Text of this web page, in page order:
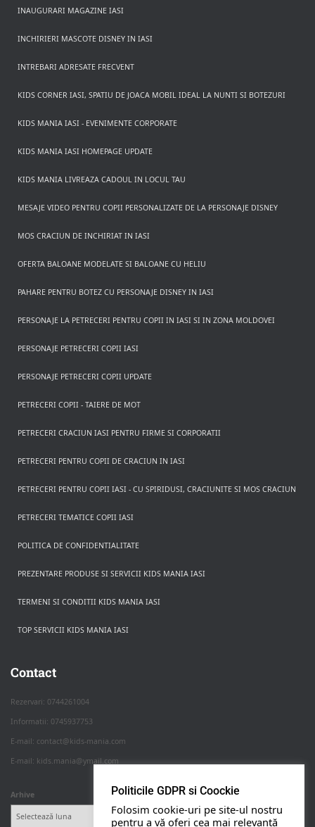
INAUGURARI MAGAZINE IASI
INCHIRIERI MASCOTE DISNEY IN IASI
INTREBARI ADRESATE FRECVENT
KIDS CORNER IASI, SPATIU DE JOACA MOBIL IDEAL LA NUNTI SI BOTEZURI
KIDS MANIA IASI - EVENIMENTE CORPORATE
KIDS MANIA IASI HOMEPAGE UPDATE
KIDS MANIA LIVREAZA CADOUL IN LOCUL TAU
MESAJE VIDEO PENTRU COPII PERSONALIZATE DE LA PERSONAJE DISNEY
MOS CRACIUN DE INCHIRIAT IN IASI
OFERTA BALOANE MODELATE SI BALOANE CU HELIU
PAHARE PENTRU BOTEZ CU PERSONAJE DISNEY IN IASI
PERSONAJE LA PETRECERI PENTRU COPII IN IASI SI IN ZONA MOLDOVEI
PERSONAJE PETRECERI COPII IASI
PERSONAJE PETRECERI COPII UPDATE
PETRECERI COPII - TAIERE DE MOT
PETRECERI CRACIUN IASI PENTRU FIRME SI CORPORATII
PETRECERI PENTRU COPII DE CRACIUN IN IASI
PETRECERI PENTRU COPII IASI - CU SPIRIDUSI, CRACIUNITE SI MOS CRACIUN
PETRECERI TEMATICE COPII IASI
POLITICA DE CONFIDENTIALITATE
PREZENTARE PRODUSE SI SERVICII KIDS MANIA IASI
TERMENI SI CONDITII KIDS MANIA IASI
TOP SERVICII KIDS MANIA IASI
Contact
Rezervari: 0744261004
Informatii: 0745937753
E-mail: contact@kids-mania.com
E-mail: kids.mania@ymail.com
Arhive Politicile GDPR si Coockie
Folosim cookie-uri pe site-ul nostru
pentru a vă oferi cea mai relevantă
Apasa pe o categorie ca sa vezi serviciile.
PETRECERI COPII
NUNTA